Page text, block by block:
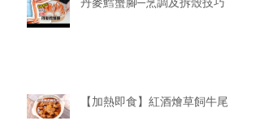
【加熱即食】紅酒燴草飼牛尾